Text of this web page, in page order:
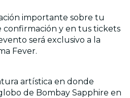
importante sobre tu
confirmación y en tus tickets
será exclusivo a la
Fever.
artística en donde
de Bombay Sapphire en